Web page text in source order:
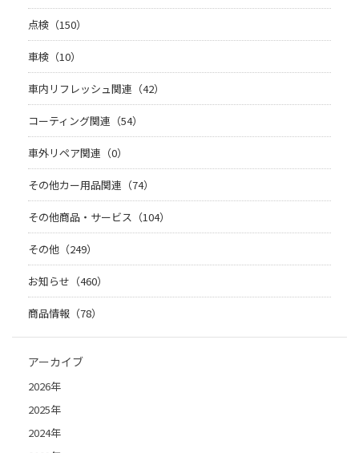
点検（150）
車検（10）
車内リフレッシュ関連（42）
コーティング関連（54）
車外リペア関連（0）
その他カー用品関連（74）
その他商品・サービス（104）
その他（249）
お知らせ（460）
商品情報（78）
アーカイブ
2026年
2025年
2024年